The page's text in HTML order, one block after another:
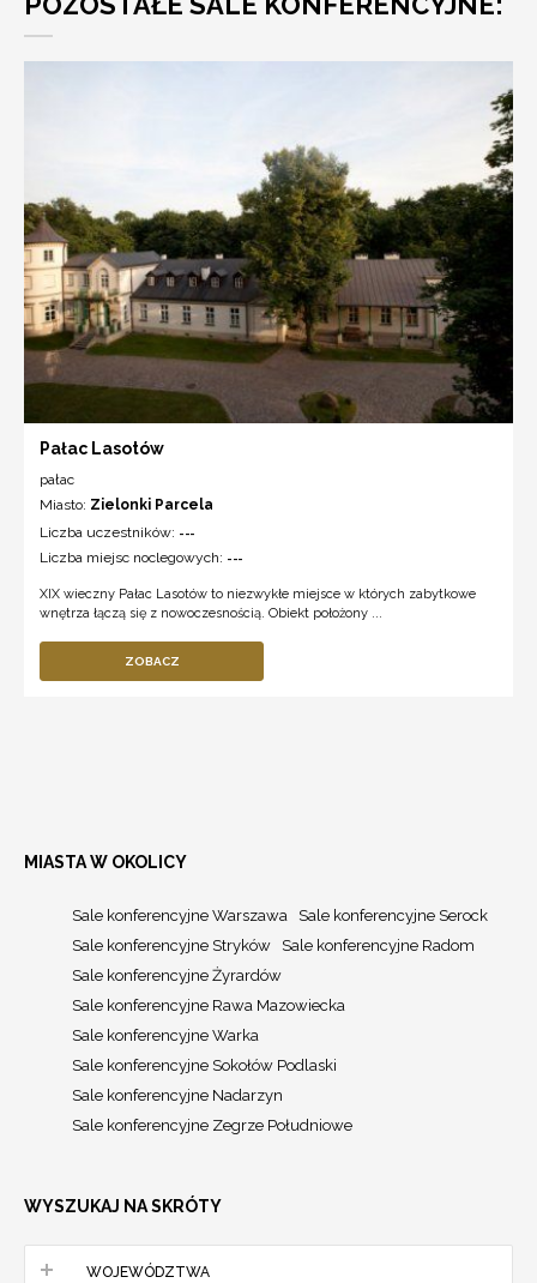
Pałac Lasotów
pałac
Miasto: Zielonki Parcela
Liczba uczestników: ---
Liczba miejsc noclegowych: ---
XIX wieczny Pałac Lasotów to niezwykłe miejsce w których zabytkowe
wnętrza łączą się z nowoczesnością. Obiekt położony ...
ZOBACZ
MIASTA W OKOLICY
Sale konferencyjne Warszawa
Sale konferencyjne Serock
Sale konferencyjne Stryków
Sale konferencyjne Radom
Sale konferencyjne Żyrardów
Sale konferencyjne Rawa Mazowiecka
Sale konferencyjne Warka
Sale konferencyjne Sokołów Podlaski
Sale konferencyjne Nadarzyn
Sale konferencyjne Zegrze Południowe
WYSZUKAJ NA SKRÓTY
WOJEWÓDZTWA